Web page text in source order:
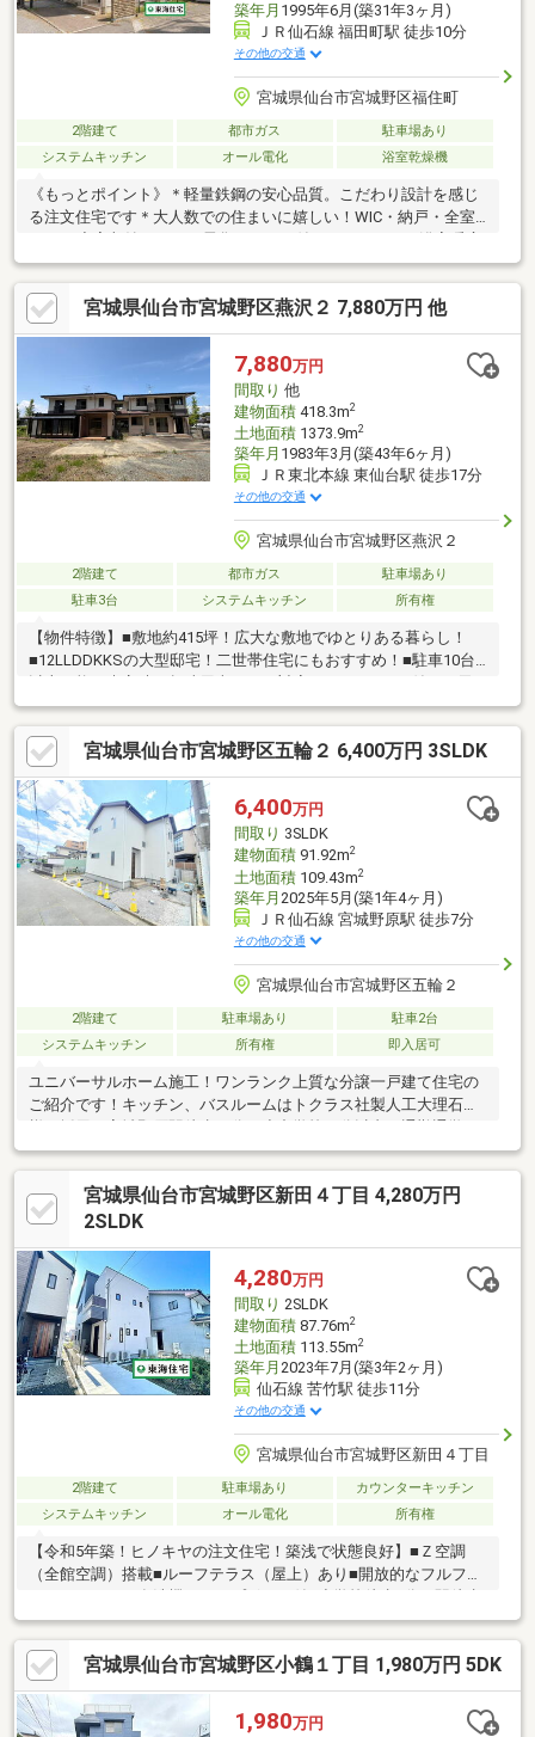
築年月 1995年6月(築31年3ヶ月)
ＪＲ仙石線 福田町駅 徒歩10分
その他の交通
宮城県仙台市宮城野区福住町
2階建て 都市ガス
駐車場あり
システムキッチン
オール電化 浴室乾燥機
《もっとポイント》＊軽量鉄鋼の安心品質。こだわり設計を感じ
る注文住宅です＊大人数での住まいに嬉しい！WIC・納戸・全室
など設備も勢ぞろい《教育環境》＊高砂小学校 徒歩8分(643ｍ)
＊田子中学校 徒歩14分(1097ｍ)＊福田町保育所 徒歩8分(643
ｍ)《生活環境》＊福住クリニック 徒歩3分(215ｍ)＊セブンイレ
ブン仙台福田町1丁目店 徒歩7分(516ｍ)＊ツルハドラッグ 田子
西店 車で4分(1496ｍ)＊ヤマザワ田子店 車で5分(1718m)
宮城県仙台市宮城野区燕沢２ 7,880万円 他
7,880万円
間取り 他
建物面積418.3m2
土地面積1373.9m2
築年月 1983年3月(築43年6ヶ月)
ＪＲ東北本線 東仙台駅 徒歩17分
その他の交通
宮城県仙台市宮城野区燕沢２
2階建て 都市ガス
駐車場あり
駐車3台
システムキッチン 所有権
【物件特徴】■敷地約415坪！広大な敷地でゆとりある暮らし！
■12LLDDKKSの大型邸宅！二世帯住宅にもおすすめ！■駐車10台
候を気にせず洗濯や趣味空間として活用可能！■部屋数豊富！在
宅ワーク・趣味部屋・収納部屋にも便利！■広い庭スペース付
き！家庭菜園やドッグランも楽しめます！■緑に囲まれた自然豊
かな住環境！四季を感じる暮らし！■ランドリースペース付きで
家事動線も良好！■各居室収納付き＋収納豊富で室内すっきり！■
大型住宅ならではのゆとりある住空間！■ご家族が多い方や三世
帯・社員寮・施設利用もご検討可能！
宮城県仙台市宮城野区五輪２ 6,400万円 3SLDK
6,400万円
間取り 3SLDK
建物面積91.92m2
土地面積109.43m2
築年月 2025年5月(築1年4ヶ月)
ＪＲ仙石線 宮城野原駅 徒歩7分
その他の交通
宮城県仙台市宮城野区五輪２
2階建て 駐車場あり
駐車2台
システムキッチン
所有権 即入居可
ユニバーサルホーム施工！ワンランク上質な分譲一戸建て住宅の
ご紹介です！キッチン、バスルームはトクラス社製人工大理石仕
も便利立地です！徒歩圏内に宮城野区役所、総合食品ショッピン
グセンターもございます！
宮城県仙台市宮城野区新田４丁目 4,280万円
2SLDK
4,280万円
間取り 2SLDK
建物面積87.76m2
土地面積113.55m2
築年月 2023年7月(築3年2ヶ月)
仙石線 苦竹駅 徒歩11分
その他の交通
宮城県仙台市宮城野区新田４丁目
2階建て 駐車場あり
カウンターキッチン
システムキッチン
オール電化 所有権
【令和5年築！ヒノキヤの注文住宅！築浅で状態良好】■Ｚ空調
（全館空調）搭載■ルーフテラス（屋上）あり■開放的なフルフラ
11分
宮城県仙台市宮城野区小鶴１丁目 1,980万円 5DK
1,980万円